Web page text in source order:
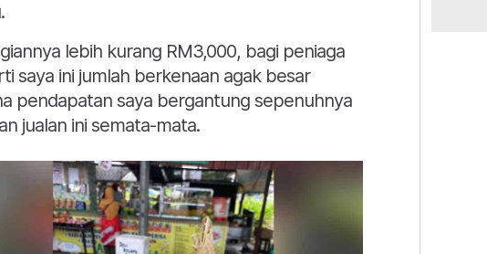
lebih kurang RM3,000, bagi peniaga
saya ini jumlah berkenaan agak besar
pendapatan saya bergantung sepenuhnya
jualan ini semata-mata.